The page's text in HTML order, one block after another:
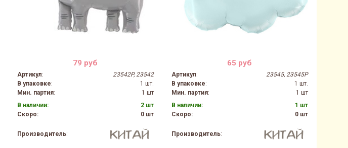
79 руб
Артикул:
23542P, 23542
В упаковке:
1 шт.
Мин. партия:
1 шт
В наличии:
2 шт
Скоро:
0 шт
Производитель:
65 руб
Артикул:
23545, 23545P
В упаковке:
1 шт.
Мин. партия:
1 шт
В наличии:
1 шт
Скоро:
0 шт
Производитель: